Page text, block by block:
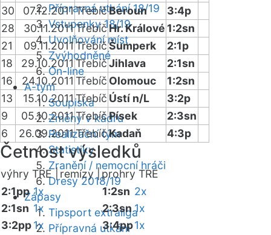
Přípravná utkání 18/19
Vstupenky 18/19
Uvolňování míst
Zvýhodněné
On-line
A-tým
Soupiska
Změny v kádru
Realizační tým
Statistiky
Zranění / nemocní hráči
Dresy 2018/19
Zápasy
Tipsport extraliga
Přípravná utkání
30
07.12.2011TřebíčBeroun
3:4p
28
30.11.2011TřebíčHr. Králové 1:2sn
21
09.11.2011TřebíčŠumperk
2:1p
18
29.10.2011 TřebíčJihlava
2:1sn
16
24.10.2011 Třebíč Olomouc
1:2sn
13
15.10.2011Třebíč Ústí n/L
3:2p
9
05.10.2011TřebíčPísek
2:3sn
6
26.09.2011TřebíčKadaň 4:3p
Četnost výsledků
výhry TRE | remízy |
prohry TRE
2:1pp 1x
2:1sn 1x
3:2pp1x
1:2sn 2x
2:3sn 1x
3:4pp1x